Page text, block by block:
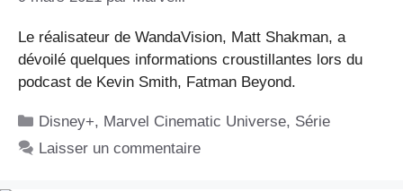
Le réalisateur de WandaVision, Matt Shakman, a
dévoilé quelques informations croustillantes lors du
podcast de Kevin Smith, Fatman Beyond.
Catégories
Disney+, Marvel Cinematic Universe, Série
Laisser un commentaire